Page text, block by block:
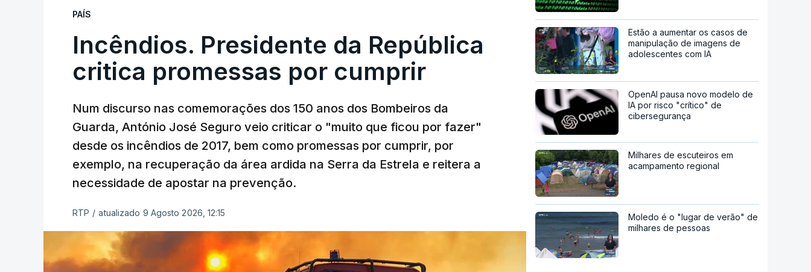
PAÍS
Incêndios. Presidente da República
critica promessas por cumprir
Num discurso nas comemorações dos 150 anos dos Bombeiros da
Guarda, António José Seguro veio criticar o "muito que ficou por fazer"
desde os incêndios de 2017, bem como promessas por cumprir, por
exemplo, na recuperação da área ardida na Serra da Estrela e reitera a
necessidade de apostar na prevenção.
RTP / atualizado 9 Agosto 2026, 12:15
Estão a aumentar os casos de
manipulação de imagens de
adolescentes com IA
OpenAI pausa novo modelo de
IA por risco "crítico" de
cibersegurança
Milhares de escuteiros em
acampamento regional
Moledo é o "lugar de verão" de
milhares de pessoas